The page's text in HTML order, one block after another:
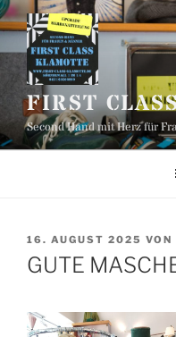
Zum
Inhalt
springen
FIRST
Second Hand mit Herz für
VERÖFFENTLICHT
AM
16. AUGUST 2025 VON
GUTE